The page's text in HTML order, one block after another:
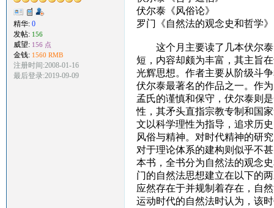
精华: 0
发帖: 156
威望: 156 点
金钱: 1560 RMB
注册时间:2008-01-16
最后登录:2019-09-09
伏尔泰《风俗论》
罗门《自然法的观念史和哲学》
这个月主要读了几本伏尔泰
短，内容却颇为丰富，其主旨
光辉思想。作者主要从阶级斗
伏尔泰最著名的作品之一。作
孟氏的谨慎和保守，伏尔泰则
性，其矛头直指宗教专制和国
文以科学理性为指导，追求历
风俗与精神。对时代精神的研
对于理论体系的建构则似乎不
本书，全书分为自然法的观念
门的自然法思想建立在以下的
应然存在于并规制着存在，自
运动时代的自然法时认为，该